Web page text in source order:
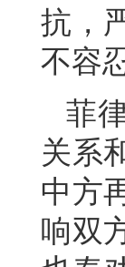
抗，
不容
菲
关系
中方
响双